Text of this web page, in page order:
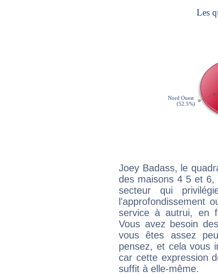
Joey Badass, le
des maisons 4 5 et
secteur qui
l'approfondissement
service à autrui, en
Vous avez besoin
vous êtes assez
pensez, et cela vous
car cette expression
suffit à elle-même.